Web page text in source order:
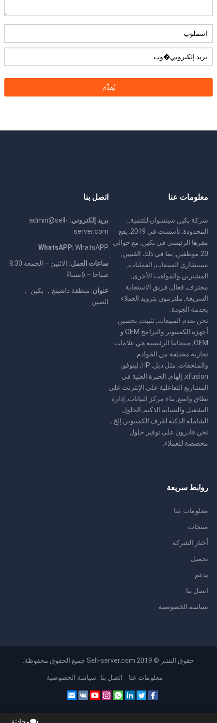
معلومات عنا
شركة بكين شينشوان للتنمية.,
المحدودة. تأسست في 2019, يقع
مقرها الرئيسي في بكين, مع حوالي
20 موظفين, بما في ذلك الفنيين,
مستشاري المبيعات, العمليات,
المشترين والمواهب الأخرى,
محترف, فعال, فريق الاستجابة
السريعة, ملتزمون بتزويد العملاء
بخدمة الجودة.
نحن نقدم المبيعات, تثبيت, تحسين
أجهزة الكمبيوتر والبرامج OEM و
OEM, منتجاتنا الرئيسية هي علامات
تجارية مختلفة من الخوادم
والملحقات, مثل ديل, HP, لينوفو,
xfusion, إلهام, الخبرة الغنية في
المشاريع التفاعلية على الإنترنت على
نطاق واسع, بناء مركز البيانات, إدارة
التشغيل والصيانة الذكية, الحلول
الشاملة الذكية لغرف الكمبيوتر, إلخ.,
نحن قادرون على توفير حلول
مخصصة للعملاء.
اتصل بنا
بريد إلكتروني: admin@sell-
server.com
WhatsAPP: WhatsAPP
ساعات العمل:
الاثنين – الجمعة 8:30
صباحا – 6مساءً
عنوان: منطقة داشينغ， بكين ，
الصين
روابط سريعة
معلومات عنا
منتجات
أخبار الشركة
تحميل
يدعم
اتصل بنا
سياسة الخصوصية
حقوق النشر © 2019 Sell-server.com جميع الحقوق محفوظة.
معلومات عنا اتصل بنا سياسة الخصوصية